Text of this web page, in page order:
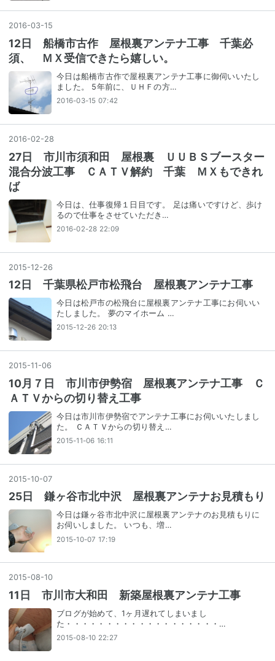
2016-03-15
12日 船橋市古作 屋根裏アンテナ工事 千葉必
須、 ＭＸ受信できたら嬉しい。
今日は船橋市古作で屋根裏アンテナ工事に御伺いいたし
ました。 5年前に、ＵＨＦの方…
2016-03-15 07:42
2016-02-28
27日 市川市須和田 屋根裏 ＵＵＢＳブースター
混合分波工事 ＣＡＴＶ解約 千葉 ＭＸもできれ
ば
今日は、仕事復帰１日目です。 足は痛いですけど、歩け
るので仕事をさせていただき…
2016-02-28 22:09
2015-12-26
12日 千葉県松戸市松飛台 屋根裏アンテナ工事
今日は松戸市の松飛台に屋根裏アンテナ工事にお伺いい
たしました。 夢のマイホーム …
2015-12-26 20:13
2015-11 -06
10月７日 市川市伊勢宿 屋根裏アンテナ工事 Ｃ
ＡＴＶからの切り替え工事
今日は市川市伊勢宿でアンテナ工事にお伺いいたしまし
た。 ＣＡＴＶからの切り替え…
2015-11-06 16:11
2015-10-07
25日 鎌ヶ谷市北中沢 屋根裏アンテナお見積もり
今日は鎌ヶ谷市北中沢に屋根裏アンテナのお見積もりに
お伺いしました。 いつも、増…
2015-10-07 17:19
2015-08-10
11日 市川市大和田 新築屋根裏アンテナ工事
ブログが始めて、1ヶ月遅れてしまいまし
た・・・・・・・・・・・・・・・・・・・…
2015-08-10 22:27